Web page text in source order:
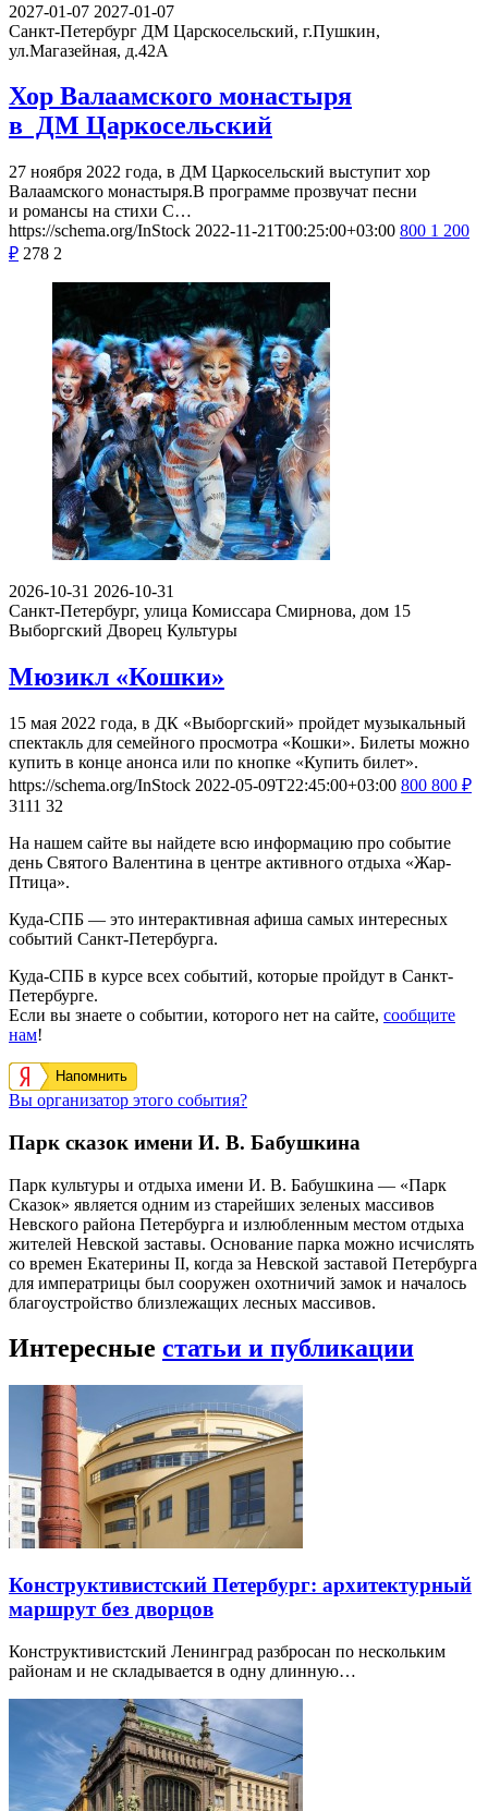
2027-01-07 2027-01-07
Санкт-Петербург ДМ Царскосельский, г.Пушкин,
ул.Магазейная, д.42А
Хор Валаамского монастыря
в ДМ Царкосельский
27 ноября 2022 года, в ДМ Царкосельский выступит хор
Валаамского монастыря.В программе прозвучат песни
и романсы на стихи С…
https://schema.org/InStock 2022-11-21T00:25:00+03:00 800 1 200
₽ 278 2
2026-10-31 2026-10-31
Санкт-Петербург, улица Комиссара Смирнова, дом 15
Выборгский Дворец Культуры
Мюзикл «Кошки»
15 мая 2022 года, в ДК «Выборгский» пройдет музыкальный
спектакль для семейного просмотра «Кошки». Билеты можно
купить в конце анонса или по кнопке «Купить билет».
https://schema.org/InStock 2022-05-09T22:45:00+03:00 800 800 ₽
3111 32
На нашем сайте вы найдете всю информацию про событие
день Святого Валентина в центре активного отдыха «Жар-
Птица».
Куда-СПБ — это интерактивная афиша самых интересных
событий Санкт-Петербурга.
Куда-СПБ в курсе всех событий, которые пройдут в Санкт-
Петербурге.
Если вы знаете о событии, которого нет на сайте, сообщите
нам!
Напомнить
Вы организатор этого события?
Парк сказок имени И. В. Бабушкина
Парк культуры и отдыха имени И. В. Бабушкина — «Парк
Сказок» является одним из старейших зеленых массивов
Невского района Петербурга и излюбленным местом отдыха
жителей Невской заставы. Основание парка можно исчислять
со времен Екатерины II, когда за Невской заставой Петербурга
для императрицы был сооружен охотничий замок и началось
благоустройство близлежащих лесных массивов.
Интересные статьи и публикации
Конструктивистский Петербург: архитектурный
маршрут без дворцов
Конструктивистский Ленинград разбросан по нескольким
районам и не складывается в одну длинную…